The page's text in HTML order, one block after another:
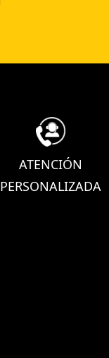
ATENCIÓN
PERSONALIZADA